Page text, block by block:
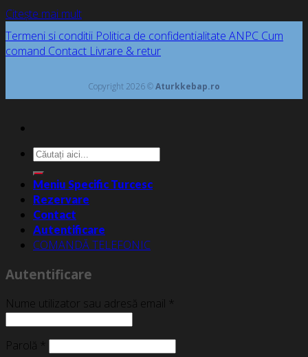
Citește mai mult
Termeni si conditii Politica de confidentialitate ANPC Cum
comand Contact Livrare & retur
Copyright 2026 ©Aturkkebap.ro
Caută
după:
Meniu Specific Turcesc
Rezervare
Contact
Autentificare
COMANDĂ TELEFONIC
Autentificare
Nume utilizator sau adresă email *
Parolă *